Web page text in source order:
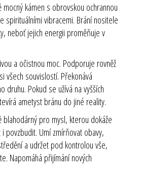
kámen s obrovskou ochrannou
spirituálními vibracemi. Brání nositele
neboť jejich energii proměňuje v
a očistnou moc. Podporuje rovněž
všech souvislostí. Překonává
druhu. Pokud se užívá na vyšších
ametyst bránu do jiné reality.
pro mysl, kterou dokáže
povzbudit. Umí zmírňovat obavy,
a udržet pod kontrolou vše,
Napomáhá přijímání nových